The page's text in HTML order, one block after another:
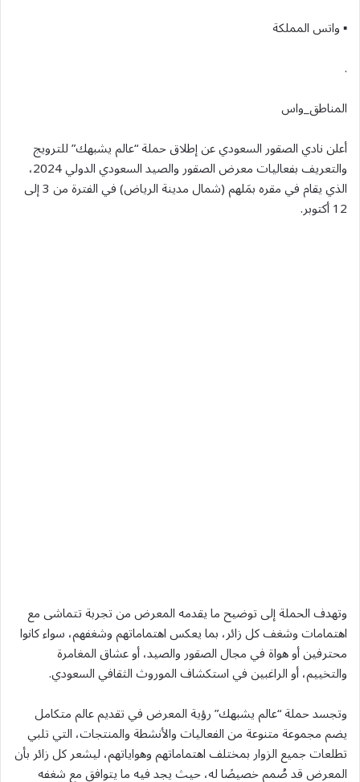
▪︎ واتس المملكة
.
المناطق_واس
أعلن نادي الصقور السعودي عن إطلاق حملة “عالم يشبهك” للترويج
والتعريف بفعاليات معرض الصقور والصيد السعودي الدولي 2024،
الذي يقام في مقره بمَلهم (شمال مدينة الرياض) في الفترة من 3 إلى
12 أكتوبر.
وتهدف الحملة إلى توضيح ما يقدمه المعرض من تجربة تتماشى مع
اهتمامات وشغف كل زائر، بما يعكس اهتماماتهم وشغفهم، سواء كانوا
محترفين أو هواة في مجال الصقور والصيد، أو عشاق المغامرة
والتخييم، أو الراغبين في استكشاف الموروث الثقافي السعودي.
وتجسد حملة “عالم يشبهك” رؤية المعرض في تقديم عالم متكامل
يضم مجموعة متنوعة من الفعاليات والأنشطة والمنتجات، التي تلبي
تطلعات جميع الزوار بمختلف اهتماماتهم وهواياتهم، ليشعر كل زائر بأن
المعرض قد صُمم خصيصًا له، حيث يجد فيه ما يتوافق مع شغفه